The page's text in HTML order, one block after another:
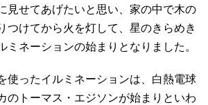
見せてあげたいと思い、家の中で木の
つけてから火を灯して、星のきらめき
ミネーションの始まりとなりました。
使ったイルミネーションは、白熱電球
のトーマス・エジソンが始まりといわ